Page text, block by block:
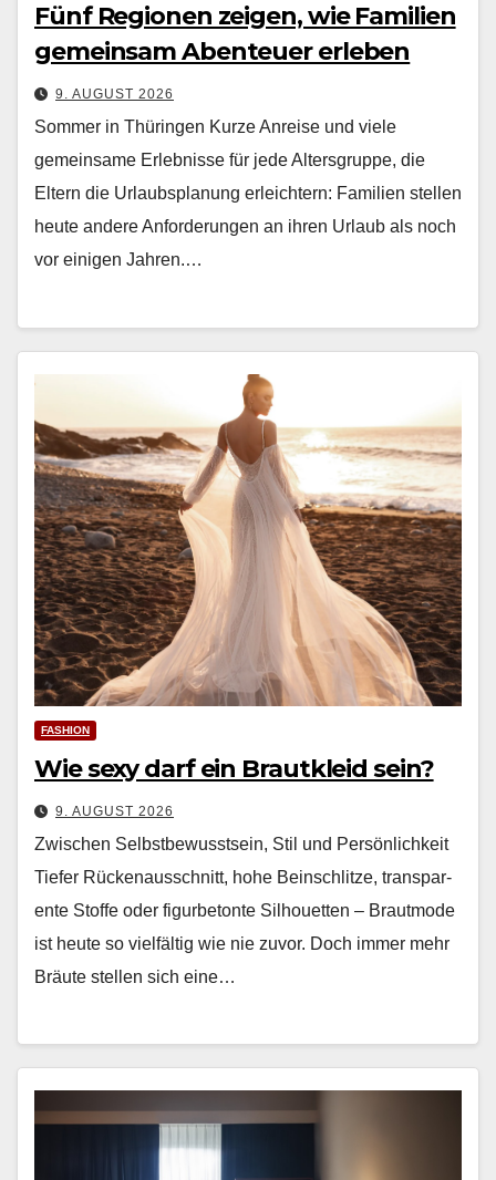
Fünf Regionen zeigen, wie Familien
gemeinsam Abenteuer erleben
9. AUGUST 2026
Sommer in Thüringen Kurze Anreise und viele
gemein­same Erleb­nisse für jede Alters­gruppe, die
Eltern die Urlaub­s­pla­nung erle­ichtern: Fam­i­lien stellen
heute andere Anforderun­gen an ihren Urlaub als noch
vor eini­gen Jahren.…
FASHION
Wie sexy darf ein Brautkleid sein?
9. AUGUST 2026
Zwischen Selbstbewusstsein, Stil und Persönlichkeit
Tiefer Rück­e­nauss­chnitt, hohe Bein­schlitze, trans­par­
ente Stoffe oder fig­urbe­tonte Sil­hou­et­ten – Braut­mode
ist heute so vielfältig wie nie zuvor. Doch immer mehr
Bräute stellen sich eine…